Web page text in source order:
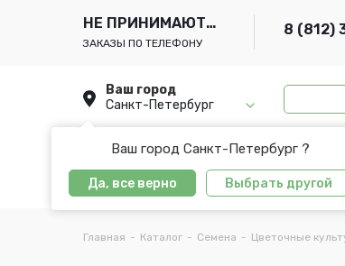
НЕ ПРИНИМАЮТСЯ
ЗАКАЗЫ ПО ТЕЛЕФОНУ
8 (812)
Ваш город
Санкт-Петербург
Ваш город Санкт-Петербург ?
Да, все верно Выбрать другой
Главная - Каталог - Семена - Цветочные